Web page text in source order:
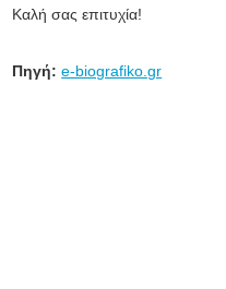
Καλή σας επιτυχία!
Πηγή:e-biografiko.gr